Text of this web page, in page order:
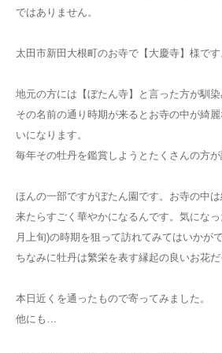
ではありません。
太田市新田大根町のお寺で【大慶寺】様です
地元の方には【ぼたん寺】と言った方が馴染
その名前の通り時期が来るとお寺の中が綺
いになります。
毎年その牡丹を鑑賞しようとたくさんの方が
ほんの一部ですがぼたん園です。お寺の中
来たらすごく華やかになるんです。気にな
月上旬)の時期を狙って訪れてみてはいかが
ちなみに牡丹は繁栄を表す縁起の良いお花だ
本日近くを通ったもので寄ってみました。
他にも…
運営会社
資料請求